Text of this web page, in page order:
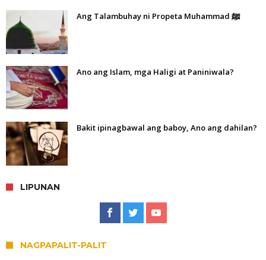
Ang Talambuhay ni Propeta Muhammad ﷺ
Ano ang Islam, mga Haligi at Paniniwala?
Bakit ipinagbawal ang baboy, Ano ang dahilan?
LIPUNAN
NAGPAPALIT-PALIT